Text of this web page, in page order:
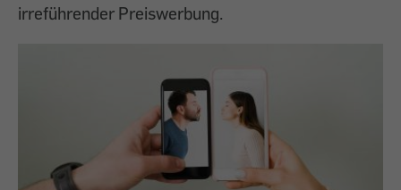
irreführender Preiswerbung.